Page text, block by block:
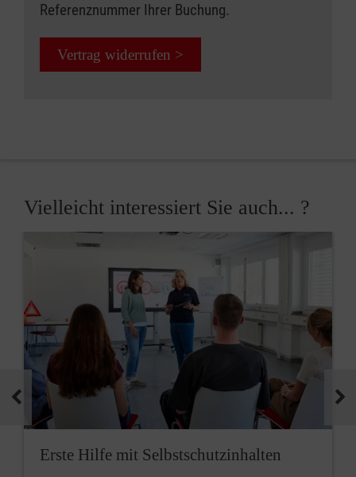
Referenznummer Ihrer Buchung.
Vertrag widerrufen >
Vielleicht interessiert Sie auch... ?
Erste Hilfe mit Selbstschutzinhalten